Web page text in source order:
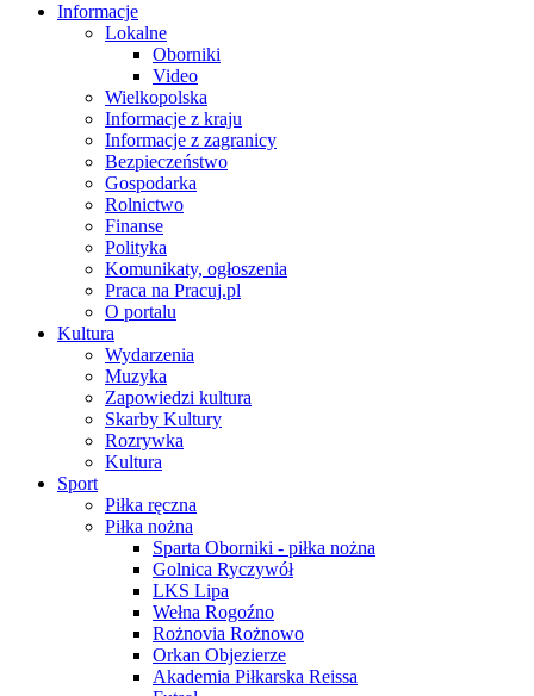
Informacje
Lokalne
Oborniki
Video
Wielkopolska
Informacje z kraju
Informacje z zagranicy
Bezpieczeństwo
Gospodarka
Rolnictwo
Finanse
Polityka
Komunikaty, ogłoszenia
Praca na Pracuj.pl
O portalu
Kultura
Wydarzenia
Muzyka
Zapowiedzi kultura
Skarby Kultury
Rozrywka
Kultura
Sport
Piłka ręczna
Piłka nożna
Sparta Oborniki - piłka nożna
Golnica Ryczywół
LKS Lipa
Wełna Rogoźno
Rożnovia Rożnowo
Orkan Objezierze
Akademia Piłkarska Reissa